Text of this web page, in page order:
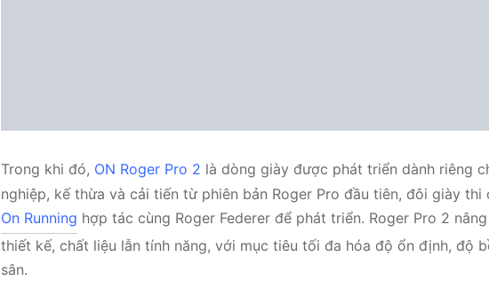
Trong khi đó, ON Roger Pro 2 là dòng giày được phát triển dành riêng
nghiệp, kế thừa và cải tiến từ phiên bản Roger Pro đầu tiên, đôi giày thi
On Running hợp tác cùng Roger Federer để phát triển. Roger Pro 2
thiết kế, chất liệu lẫn tính năng, với mục tiêu tối đa hóa độ ổn định, độ
sân.